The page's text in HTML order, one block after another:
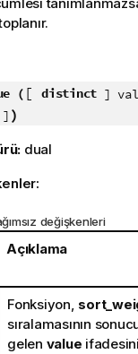
( [ distinct ]
] )
dual
değişkenleri
Açıklama
Fonksiyon,
sıralamasının
gelen value